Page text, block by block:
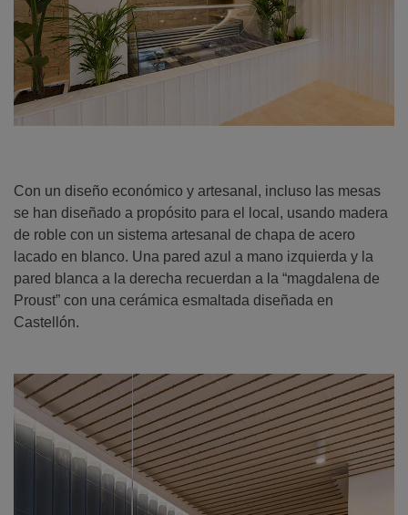
Con un diseño económico y artesanal, incluso las mesas
se han diseñado a propósito para el local, usando madera
de roble con un sistema artesanal de chapa de acero
lacado en blanco. Una pared azul a mano izquierda y la
pared blanca a la derecha recuerdan a la “magdalena de
Proust” con una cerámica esmaltada diseñada en
Castellón.